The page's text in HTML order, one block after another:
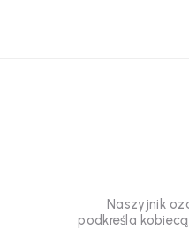
Naszyjnik
podkreśla